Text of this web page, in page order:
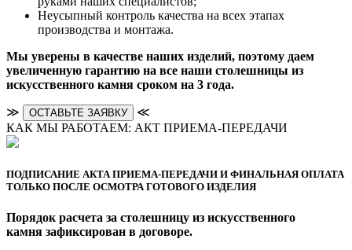
Неусыпный контроль качества на всех этапах
производства и монтажа.
Мы уверены в качестве наших изделий, поэтому даем
увеличенную гарантию на все наши столешницы из
искусственного камня сроком на 3 года.
≫ ОСТАВЬТЕ ЗАЯВКУ
≪
КАК МЫ РАБОТАЕМ: АКТ ПРИЕМА-ПЕРЕДАЧИ
ПОДПИСАНИЕ АКТА ПРИЕМА-ПЕРЕДАЧИ И ФИНАЛЬНАЯ ОПЛАТА
ТОЛЬКО ПОСЛЕ ОСМОТРА ГОТОВОГО ИЗДЕЛИЯ
Порядок расчета за столешницу из искусственного
камня зафиксирован в договоре.